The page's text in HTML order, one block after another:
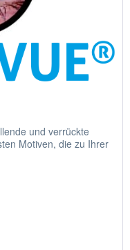
und verrückte
Motiven, die zu Ihrer